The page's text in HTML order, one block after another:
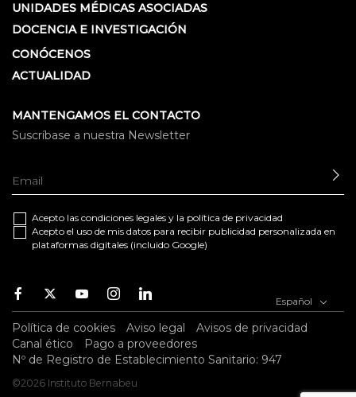
UNIDADES MÉDICAS ASOCIADAS
DOCENCIA E INVESTIGACIÓN
CONÓCENOS
ACTUALIDAD
MANTENGAMOS EL CONTACTO
Suscríbase a nuestra Newsletter
Acepto las condiciones legales y la política de privacidad
Acepto el uso de mis datos para recibir publicidad personalizada en
plataformas digitales (incluido Google)
Facebook
TwitterYoutubeInstagramYoutube Español
Política de cookies Aviso legal
Avisos de privacidad
Canal ético
Pago a proveedores
Nº de Registro de Establecimiento Sanitario: 947
©2026 Instituto Bernabeu